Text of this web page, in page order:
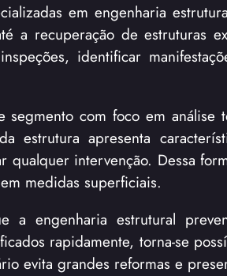
em engenharia
a recuperação de estruturas
identificar
segmento com foco em
estrutura apresenta
qualquer intervenção. Dessa
medidas superficiais.
a engenharia estrutural
rapidamente, torna-se
evita grandes reformas e